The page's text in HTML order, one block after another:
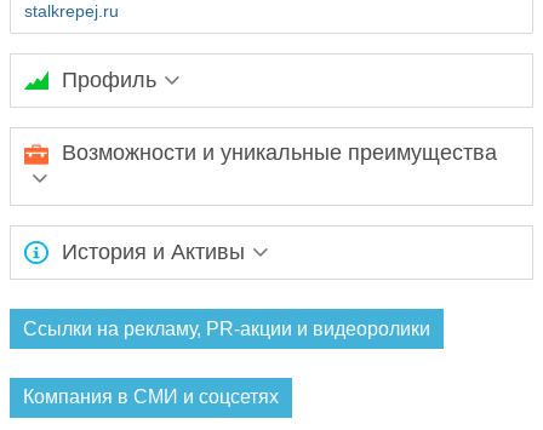
stalkrepej.ru
Профиль
Компания СтальКрепеж осуществляет производство
перфорированного крепежа, анкеров, метизов и других
крепежных изделий.
Возможности и уникальные преимущества
Ожидается заполнение информации...
История и Активы
Ссылки на рекламу, PR-акции и видеоролики
Компания в СМИ и соцсетях